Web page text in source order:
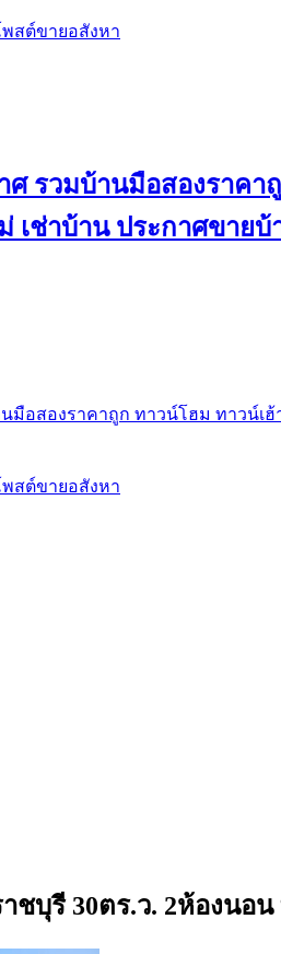
สต์ขายอสังหา
ศ รวมบ้านมือสองราค
ช่าบ้าน ประกาศขายบ้
มือสองราคาถูก ทาวน์โฮม ทาวน์
สต์ขายอสังหา
บุรี 30ตร.ว. 2ห้องนอน